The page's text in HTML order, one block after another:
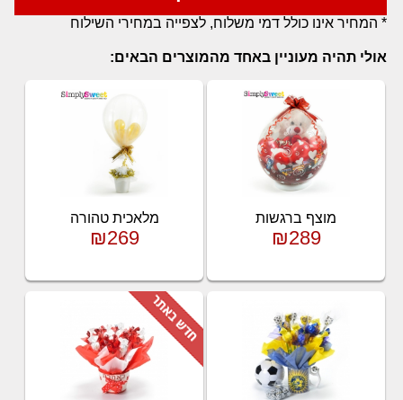
* המחיר אינו כולל דמי משלוח, לצפייה במחירי השילוח
אולי תהיה מעוניין באחד מהמוצרים הבאים:
מוצף ברגשות
₪289
מלאכית טהורה
₪269